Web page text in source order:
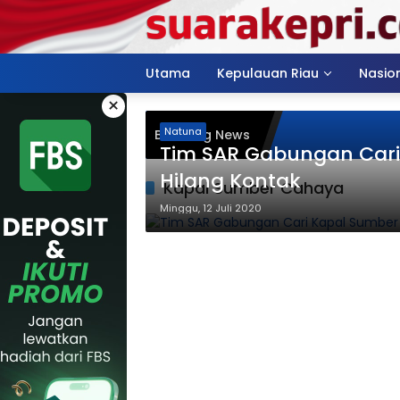
Langsung
konten
Utama
Kepulauan Riau
×
Breaking News
Kapal Sumber Cahaya
Natuna
Tim SAR Gabungan
Hilang Kontak
Minggu, 12 Juli 2020